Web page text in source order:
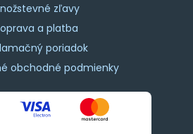
zľavy
a platba
poriadok
obchodné podmienky